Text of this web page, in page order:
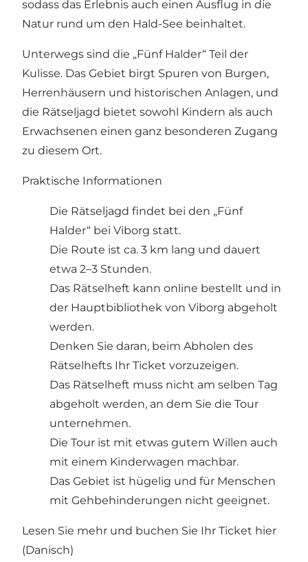
sodass das Erlebnis auch einen Ausflug in die
Natur rund um den Hald-See beinhaltet.
Unterwegs sind die „Fünf Halder“ Teil der
Kulisse. Das Gebiet birgt Spuren von Burgen,
Herrenhäusern und historischen Anlagen, und
die Rätseljagd bietet sowohl Kindern als auch
Erwachsenen einen ganz besonderen Zugang
zu diesem Ort.
Praktische Informationen
Die Rätseljagd findet bei den „Fünf
Halder“ bei Viborg statt.
Die Route ist ca. 3 km lang und dauert
etwa 2–3 Stunden.
Das Rätselheft kann online bestellt und in
der Hauptbibliothek von Viborg abgeholt
werden.
Denken Sie daran, beim Abholen des
Rätselhefts Ihr Ticket vorzuzeigen.
Das Rätselheft muss nicht am selben Tag
abgeholt werden, an dem Sie die Tour
unternehmen.
Die Tour ist mit etwas gutem Willen auch
mit einem Kinderwagen machbar.
Das Gebiet ist hügelig und für Menschen
mit Gehbehinderungen nicht geeignet.
Lesen Sie mehr und buchen Sie Ihr Ticket hier
(Danisch)